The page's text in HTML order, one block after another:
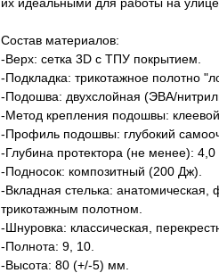
Состав материалов:
-Верх: сетка 3D с ТПУ покрытием.
-Подкладка: трикотажное полотно
-Подошва: двухслойная (ЭВА/
-Метод крепления подошвы: клеевой.
-Профиль подошвы: глубокий
-Глубина протектора (не менее):
-Подносок: композитный (200 Дж).
-Вкладная стелька:
трикотажным полотном.
-Шнуровка: классическая,
-Полнота: 9, 10.
-Высота: 80 (+/-5) мм.